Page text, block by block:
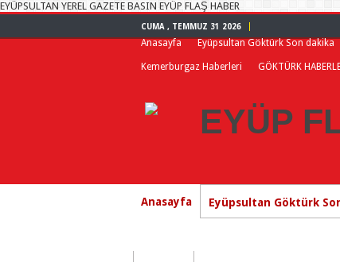
EYÜPSULTAN YEREL GAZETE BASIN EYÜP FLAŞ HABER
CUMA , TEMMUZ 31 2026
Anasayfa Eyüpsultan Göktürk Son dakika
Kemerburgaz Haberleri GÖKTÜRK
Anasayfa Eyüpsultan Göktürk